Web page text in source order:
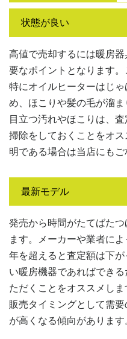
状態が良い
高値で売却するには暖房
要なポイントとなります。
特にオイルヒーターはじ
め、ほこりや髪の毛が溜ま
目立つ汚れやほこりは、
掃除をしておくことをオ
明である場合は当店にもご
最新モデル
発売から時間がたてばた
ます。メーカーや業者に
年を超えると査定額は下
い暖房機器であればでき
ただくことをオススメしま
販売タイミングとして需
が高くなる傾向があります